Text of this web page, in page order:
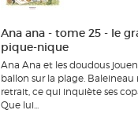
Ana ana - tome 25 - le
pique-nique
Ana Ana et les doudous
ballon sur la plage. Baleineau
retrait, ce qui inquiète ses
Que lui...